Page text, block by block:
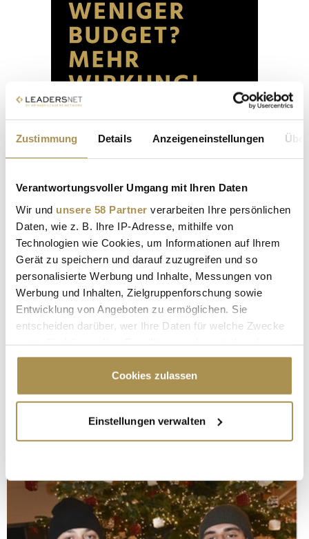
Zustimmung Details Anzeigeneinstellungen
Verantwortungsvoller Umgang mit Ihren Daten
Wir und unsere 58 Partner verarbeiten Ihre persönlichen
Daten, wie z. B. Ihre IP-Adresse, mithilfe von
Technologien wie Cookies, um Informationen auf Ihrem
Gerät zu speichern und darauf zuzugreifen und so
personalisierte Werbung und Inhalte, Messungen von
Werbung und Inhalten, Zielgruppenforschung sowie
Entwicklung von Angeboten zu ermöglichen. Sie
entscheiden darüber, wer Ihre Daten für welche Zwecke
Cookie-Erklärung oder durch Klicken auf das Privacy
Trigger Symbol ändern oder widerrufen
Informationen über Ihre geografische Lage
erfassen, welche bis auf einige Meter genau sein
bestimmten Merkmalen (Fingerprinting) identifizieren
Erfahren Sie mehr darüber, wie Ihre persönlichen Daten
verarbeitet werden, und legen Sie Ihre Präferenzen im
Cookies zulassen
Einstellungen verwalten